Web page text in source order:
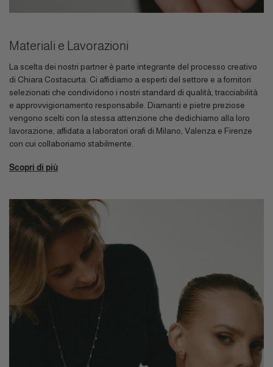
Materiali e Lavorazioni
La scelta dei nostri partner è parte integrante del processo creativo
di Chiara Costacurta. Ci affidiamo a esperti del settore e a fornitori
selezionati che condividono i nostri standard di qualità, tracciabilità
e approvvigionamento responsabile. Diamanti e pietre preziose
vengono scelti con la stessa attenzione che dedichiamo alla loro
lavorazione, affidata a laboratori orafi di Milano, Valenza e Firenze
con cui collaboriamo stabilmente.
Scopri di più